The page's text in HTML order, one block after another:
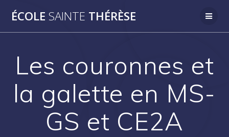
au
ÉCOLE SAINTE THÉRÈSE
Les couronnes et
la galette en MS-
GS et CE2A